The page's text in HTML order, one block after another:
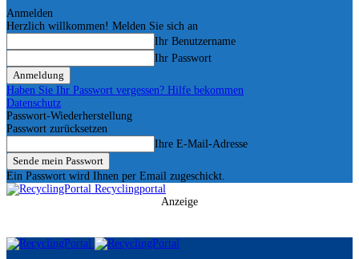
Anmelden
Herzlich willkommen! Melden Sie sich an
Ihr Benutzername
Ihr Passwort
Haben Sie Ihr Passwort vergessen? Hilfe bekommen
Datenschutz
Passwort-Wiederherstellung
Passwort zurücksetzen
Ihre E-Mail-Adresse
Ein Passwort wird Ihnen per Email zugeschickt.
Recyclingportal
Anzeige